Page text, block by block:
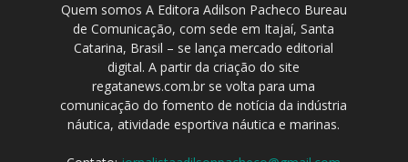
Quem somos A Editora Adilson Pacheco Bureau
de Comunicação, com sede em Itajaí, Santa
Catarina, Brasil – se lança mercado editorial
digital. A partir da criação do site
regatanews.com.br se volta para uma
comunicação do fomento de notícia da indústria
náutica, atividade esportiva náutica e marinas.